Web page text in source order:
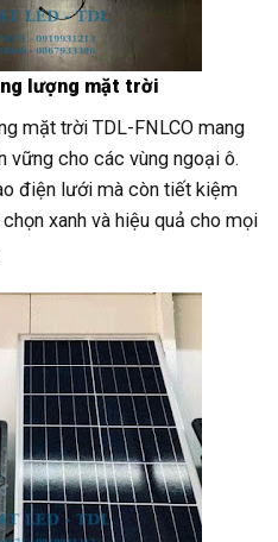
lượng mặt trời
mặt trời TDL-FNLCO mang
vững cho các vùng ngoại ô.
điện lưới mà còn tiết kiệm
xanh và hiệu quả cho mọi